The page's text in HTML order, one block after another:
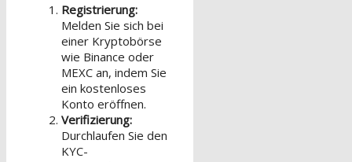
Registrierung:
Melden Sie sich bei
einer Kryptobörse
wie Binance oder
MEXC an, indem Sie
ein kostenloses
Konto eröffnen.
Verifizierung:
Durchlaufen Sie den
KYC-